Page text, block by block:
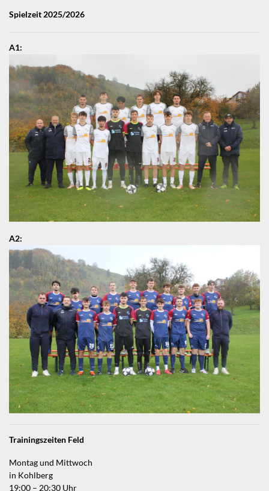
Spielzeit 2025/2026
A1:
A2:
Trainingszeiten Feld
Montag und Mittwoch
in Kohlberg
19:00 – 20:30 Uhr